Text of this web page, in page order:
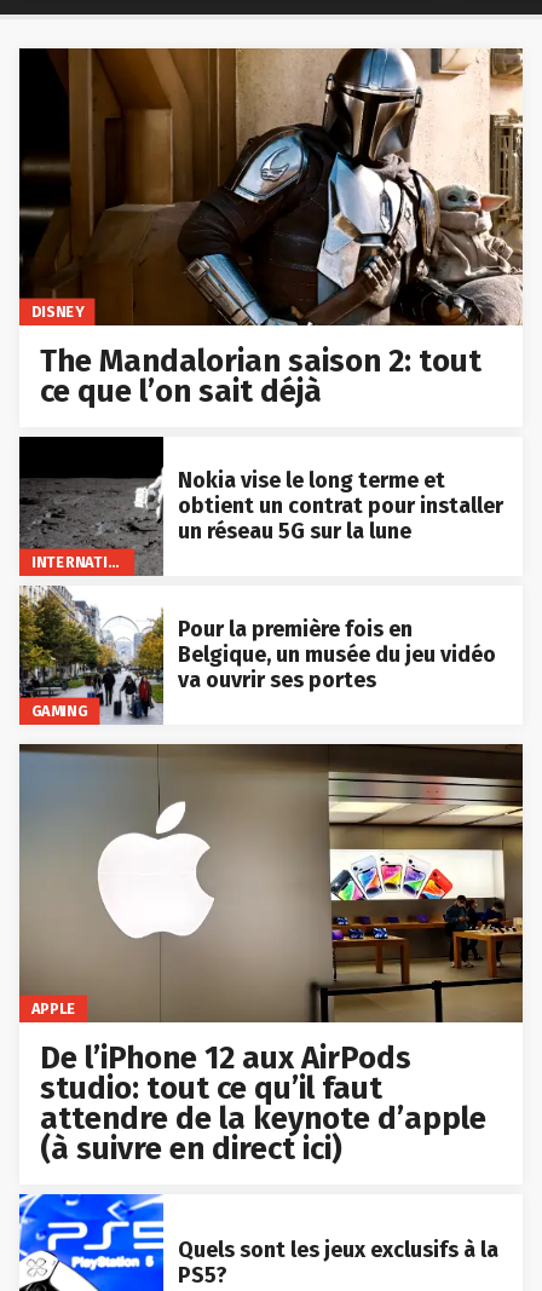
DISNEY
The Mandalorian saison 2: tout
ce que l’on sait déjà
INTERNATIONAL
Nokia vise le long terme et
obtient un contrat pour installer
un réseau 5G sur la lune
GAMING
Pour la première fois en
Belgique, un musée du jeu vidéo
va ouvrir ses portes
APPLE
De l’iPhone 12 aux AirPods
studio: tout ce qu’il faut
attendre de la keynote d’apple
(à suivre en direct ici)
Quels sont les jeux exclusifs à la
PS5?